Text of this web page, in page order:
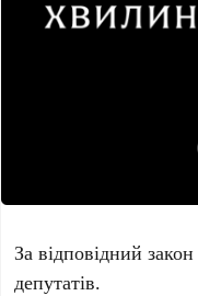
За відповідний
депутатів.